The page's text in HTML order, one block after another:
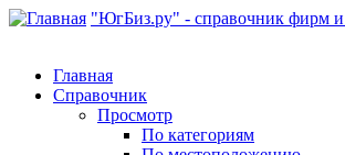
"ЮгБиз.ру" - справочник фирм и
Главная
Справочник
Просмотр
По категориям